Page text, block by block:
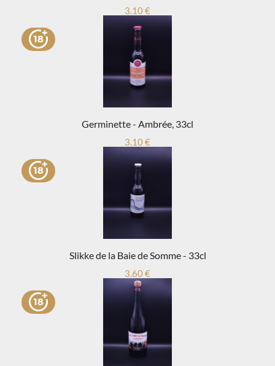
3.10 €
Germinette - Ambrée, 33cl
3.10 €
Slikke de la Baie de Somme - 33cl
3.60 €